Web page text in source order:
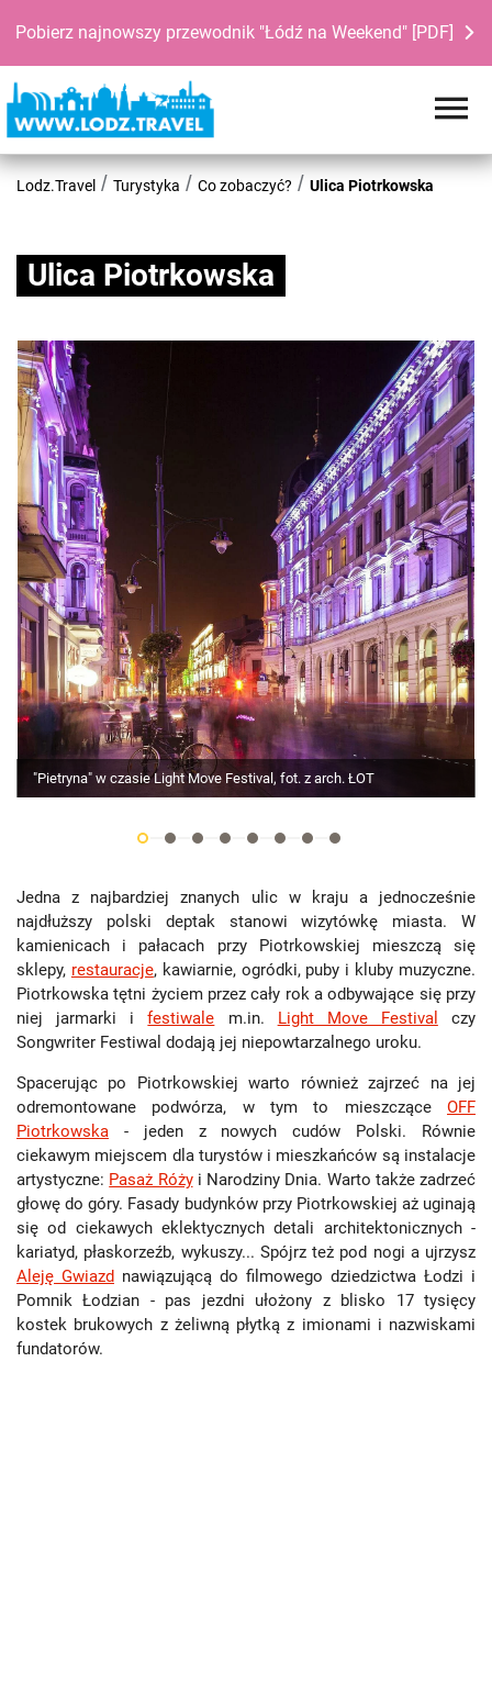
Pobierz najnowszy przewodnik "Łódź na Weekend" [PDF]
Lodz.Travel Turystyka Co zobaczyć? Ulica Piotrkowska
Ulica Piotrkowska
"Pietryna" w czasie Light Move Festival, fot. z arch. ŁOT
Jedna z najbardziej znanych ulic w kraju a jednocześnie
najdłuższy polski deptak stanowi wizytówkę miasta. W
kamienicach i pałacach przy Piotrkowskiej mieszczą się
sklepy, restauracje, kawiarnie, ogródki, puby i kluby muzyczne.
Piotrkowska tętni życiem przez cały rok a odbywające się przy
niej jarmarki ifestiwale m.in. Light Move Festival
czy
Songwriter Festiwal dodają jej niepowtarzalnego uroku.
Spacerując po Piotrkowskiej warto również zajrzeć na jej
odremontowane podwórza, w tym to mieszczące OFF
Piotrkowska - jeden z nowych cudów Polski. Równie
ciekawym miejscem dla turystów i mieszkańców są instalacje
artystyczne: Pasaż Różyi Narodziny Dnia. Warto także zadrzeć
głowę do góry. Fasady budynków przy Piotrkowskiej aż uginają
się od ciekawych eklektycznych detali architektonicznych -
kariatyd, płaskorzeźb, wykuszy... Spójrz też pod nogi a ujrzysz
Aleję Gwiazd nawiązującą do filmowego dziedzictwa Łodzi i
Pomnik Łodzian - pas jezdni ułożony z blisko 17 tysięcy
kostek brukowych z żeliwną płytką z imionami i nazwiskami
fundatorów.